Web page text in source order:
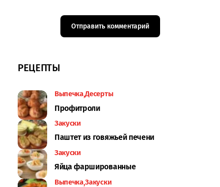
РЕЦЕПТЫ
Выпечка Десерты
Профитроли
Закуски
Паштет из говяжьей печени
Закуски
Яйца фаршированные
Выпечка Закуски